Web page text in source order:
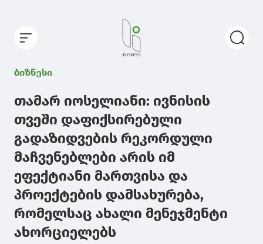
ბიზნესი
თამარ იოსელიანი: ივნისის
თვეში დაფიქსირებული
გადაზიდვების რეკორდული
მაჩვენებლები არის იმ
ეფექტიანი მართვისა და
პროექტების დამსახურება,
რომელსაც ახალი მენეჯმენტი
ახორციელებს